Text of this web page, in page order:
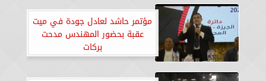
مؤتمر حاشد لعادل جودة في ميت
عقبة بحضور المهندس مدحت
بركات